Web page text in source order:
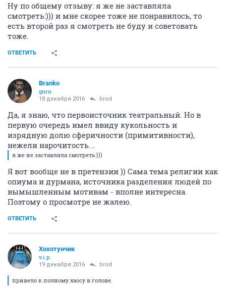
Ну по общему отзыву: я же не заставляла
смотреть:))) и мне скорее тоже не понравилось, то
есть второй раз я смотреть не буду и советовать
тоже.
ОТВЕТИТЬ
Branko
guru
18 декабря 2016 brod
Да, я знаю, что первоисточник театральный. Но в
первую очередь имел ввиду кукольность и
изрядную долю сферичности (примитивности),
нежели нарочитость...
я же не заставляла смотреть:)))
Я вот вообще не в претензии )) Сама тема религии как
опиума и дурмана, источника разделения людей по
вымышленным мотивам - вполне интересна.
Поэтому о просмотре не жалею.
ОТВЕТИТЬ
Хохотунчик
v.i.p.
19 декабря 2016 brod
привело к полному хаосу в голове.